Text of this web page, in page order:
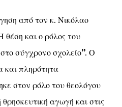
από τον κ. Νικόλαο
θέση και ο ρόλος του
σύγχρονο σχολείο’’. Ο
και πληρότητα
στον ρόλο του θεολόγου
αγωγή και στις